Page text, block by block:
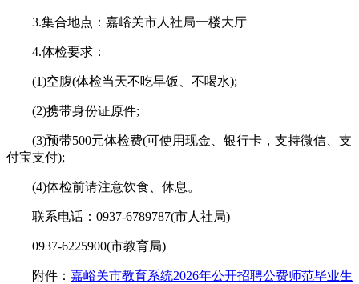
3.集合地点：嘉峪关市人社局一楼大厅
4.体检要求：
(1)空腹(体检当天不吃早饭、不喝水);
(2)携带身份证原件;
(3)预带500元体检费(可使用现金、银行卡，支持微信、支
付宝支付);
(4)体检前请注意饮食、休息。
联系电话：0937-6789787(市人社局)
0937-6225900(市教育局)
附件： 嘉峪关市教育系统2026年公开招聘公费师范毕业生